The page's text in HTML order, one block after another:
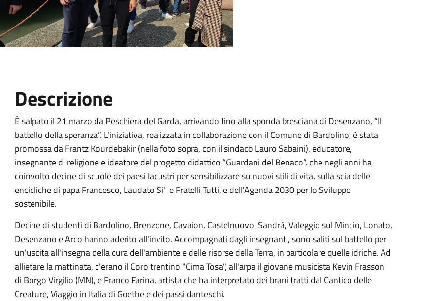
Descrizione
È salpato il 21 marzo da Peschiera del Garda, arrivando fino alla sponda bresciana di Desenzano, “Il
battello della speranza”. L'iniziativa, realizzata in collaborazione con il Comune di Bardolino, è stata
promossa da Frantz Kourdebakir (nella foto sopra, con il sindaco Lauro Sabaini), educatore,
insegnante di religione e ideatore del progetto didattico “Guardani del Benaco”, che negli anni ha
coinvolto decine di scuole dei paesi lacustri per sensibilizzare su nuovi stili di vita, sulla scia delle
encicliche di papa Francesco, Laudato Si' e Fratelli Tutti, e dell'Agenda 2030 per lo Sviluppo
sostenibile.
Decine di studenti di Bardolino, Brenzone, Cavaion, Castelnuovo, Sandrà, Valeggio sul Mincio, Lonato,
Desenzano e Arco hanno aderito all'invito. Accompagnati dagli insegnanti, sono saliti sul battello per
un'uscita all'insegna della cura dell'ambiente e delle risorse della Terra, in particolare quelle idriche. Ad
allietare la mattinata, c'erano il Coro trentino "Cima Tosa", all'arpa il giovane musicista Kevin Frasson
di Borgo Virgilio (MN), e Franco Farina, artista che ha interpretato dei brani tratti dal Cantico delle
Creature, Viaggio in Italia di Goethe e dei passi danteschi.